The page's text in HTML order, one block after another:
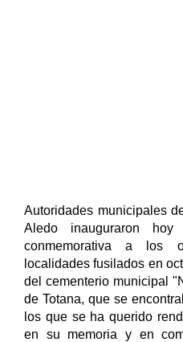
Autoridades municipales
Aledo inauguraron
conmemorativa a los
localidades fusilados en
del cementerio municipal
de Totana, que se
los que se ha querido
en su memoria y en